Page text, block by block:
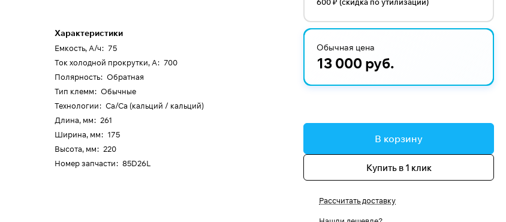
Характеристики
Емкость, А/ч: 75
Ток холодной прокрутки, А: 700
Полярность: Обратная
Тип клемм: Обычные
Технологии: Ca/Ca (кальций / кальций)
Длина, мм: 261
Ширина, мм: 175
Высота, мм: 220
Номер запчасти: 85D26L
Обычная цена
13 000 руб.
В корзину
Купить в 1 клик
Рассчитать доставку